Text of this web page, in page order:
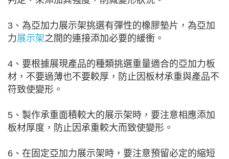
3、為亞加力展示架挑選有彈性的橡膠墊片，為亞加
力展示架之間的連接添加必要的緩衝。
4、要根據展現產品的種類挑選重量適合的亞加力板
材，不要過薄也不要較厚，防止因板材承重與產品不
符致使變形。
5、製作承重面積較大的展示架時，要注意相應添加
板材厚度，防止因承重較大而致使變形。
6、在固定亞加力展示架時，要注意預留必定的縮短